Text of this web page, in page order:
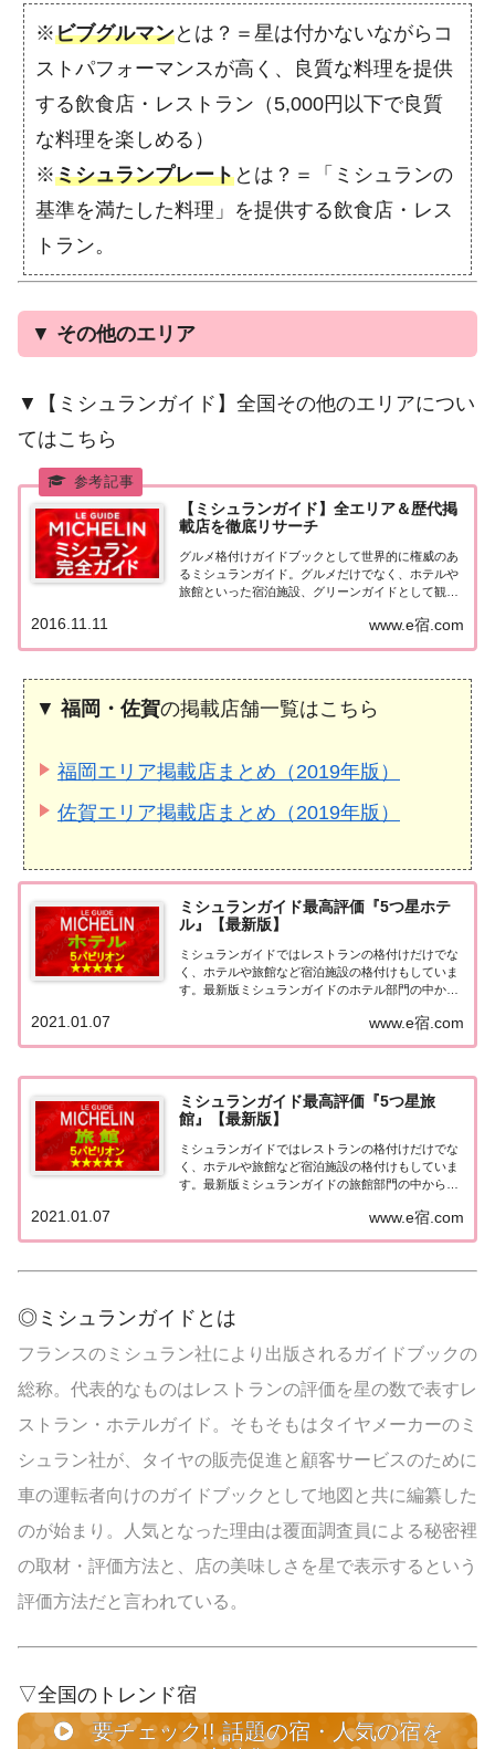
※ビブグルマンとは？＝星は付かないながらコ
ストパフォーマンスが高く、良質な料理を提供
する飲食店・レストラン（5,000円以下で良質
な料理を楽しめる）
※ミシュランプレートとは？＝「ミシュランの
基準を満たした料理」を提供する飲食店・レス
トラン。
▼ その他のエリア
▼【ミシュランガイド】全国その他のエリアについ
てはこちら
【ミシュランガイド】全エリア＆歴代掲
載店を徹底リサーチ
グルメ格付けガイドブックとして世界的に権威のあ
るミシュランガイド。グルメだけでなく、ホテルや
旅館といった宿泊施設、グリーンガイドとして観光
本版としては、2007年11月20日に「ミシュランガイ
www.e宿.com
2016.11.11
▼ 福岡・佐賀の掲載店舗一覧はこちら
福岡エリア掲載店まとめ（2019年版）
佐賀エリア掲載店まとめ（2019年版）
ミシュランガイド最高評価『5つ星ホテ
ル』【最新版】
ミシュランガイドではレストランの格付けだけでな
く、ホテルや旅館など宿泊施設の格付けもしていま
す。最新版ミシュランガイドのホテル部門の中から
をまとめてみました♪ いずれのホテルも人気ランキ
ングなどで常に上位を賑わす有名ホテル。各ホテル
www.e宿.com
2021.01.07
ミシュランガイド最高評価『5つ星旅
館』【最新版】
ミシュランガイドではレストランの格付けだけでな
く、ホテルや旅館など宿泊施設の格付けもしていま
す。最新版ミシュランガイドの旅館部門の中から最
とめてみました♪ いずれも人気ランキングなどで常
に上位を賑わす有名旅館。各旅館の情報と口コミ評
www.e宿.com
2021.01.07
◎ミシュランガイドとは
フランスのミシュラン社により出版されるガイドブックの
総称。代表的なものはレストランの評価を星の数で表すレ
ストラン・ホテルガイド。そもそもはタイヤメーカーのミ
シュラン社が、タイヤの販売促進と顧客サービスのために
車の運転者向けのガイドブックとして地図と共に編纂した
のが始まり。人気となった理由は覆面調査員による秘密裡
の取材・評価方法と、店の美味しさを星で表示するという
評価方法だと言われている。
▽全国のトレンド宿
要チェック!! 話題の宿・人気の宿を